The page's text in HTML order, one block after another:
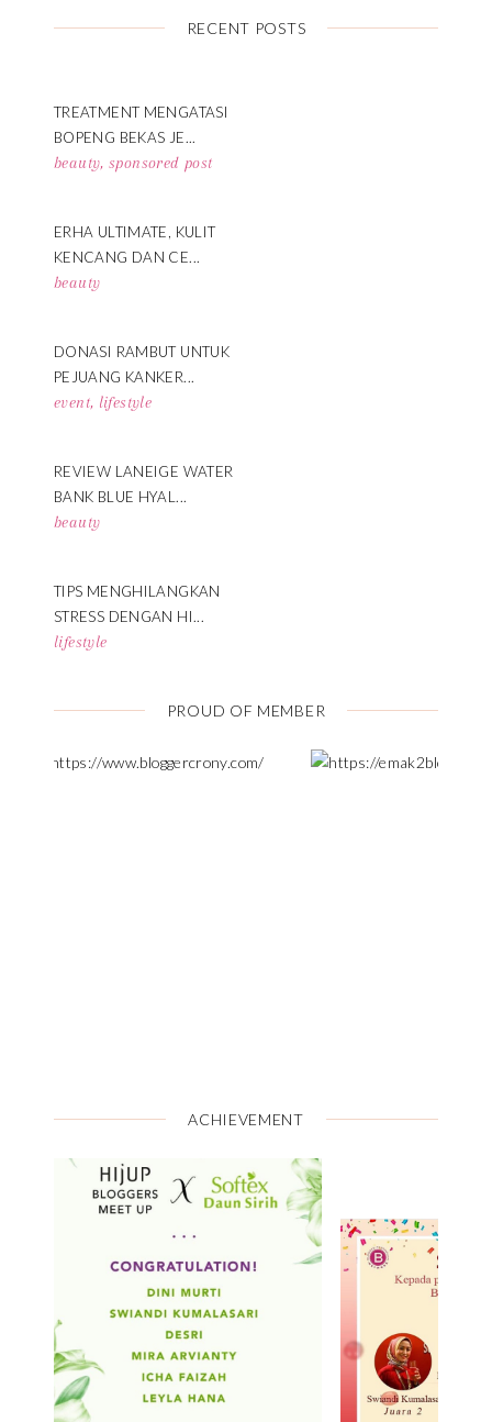
RECENT POSTS
TREATMENT MENGATASI
BOPENG BEKAS JE...
beauty, sponsored post
ERHA ULTIMATE, KULIT
KENCANG DAN CE...
beauty
DONASI RAMBUT UNTUK
PEJUANG KANKER...
event, lifestyle
REVIEW LANEIGE WATER
BANK BLUE HYAL...
beauty
TIPS MENGHILANGKAN
STRESS DENGAN HI...
lifestyle
PROUD OF MEMBER
ACHIEVEMENT